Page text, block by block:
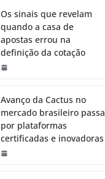
Os sinais que revelam
quando a casa de
apostas errou na
definição da cotação
Avanço da Cactus no
mercado brasileiro passa
por plataformas
certificadas e inovadoras